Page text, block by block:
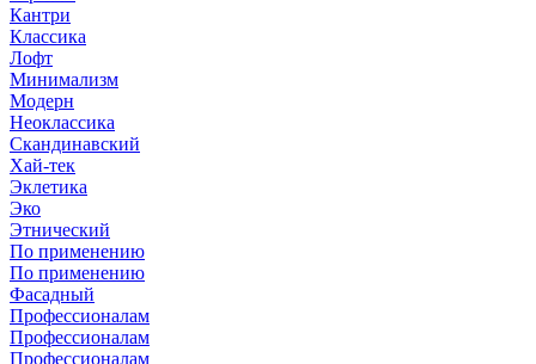
Кантри
Классика
Лофт
Минимализм
Модерн
Неоклассика
Скандинавский
Хай-тек
Эклетика
Эко
Этнический
По применению
По применению
Фасадный
Профессионалам
Профессионалам
Профессионалам